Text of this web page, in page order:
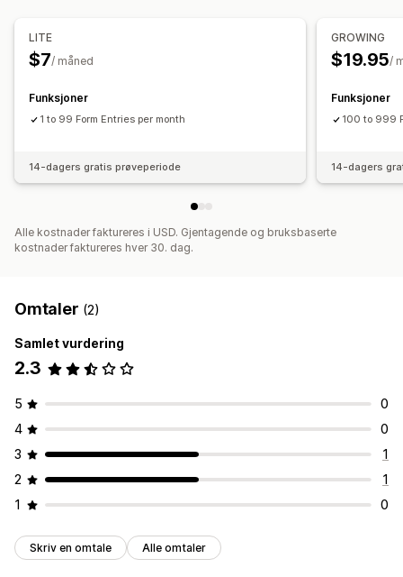
Betinget logikk
Dataadministrasjon
LITE
$7/ måned
Funksjoner
1 to 99 Form Entries per month
14-dagers gratis prøveperiode
GROWING
$19.95/
Funksjoner
100 to 999
14-dagers
Alle kostnader faktureres i USD. Gjentagende og bruksbaserte
kostnader faktureres hver 30. dag.
Omtaler (2)
Samlet vurdering
2.3
5
0
4
0
3
1
2
1
1
0
Skriv en omtale Alle omtaler